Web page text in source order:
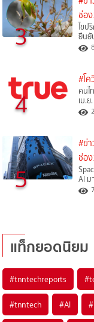
3
ช่อ
ไขป
ยืนยั
4
#โ
คนไ
เม.ย
5
#ข่า
ช่อ
AI ม
แท็กยอดนิยม
#tnntechreports #
#tnntech #AI #